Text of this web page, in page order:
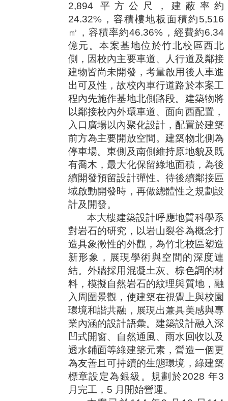
2,894 平方公尺，建蔽率約
24.32%，容積樓地板面積約5,516
㎡，容積率約46.36% ，經費約6.34
億元。本案基地位於竹北校區西北
側，因校內主要車道、人行道及鄰接
建物皆尚未開發，考量啟用後人車進
出可及性，故校內車行道路於本案工
程內先施作基地北側路段。建築物將
以鄰接校內外環車道、面向西配置，
入口廣場以內聚化設計，配置於建築
前方為主要開放空間。建築物北側為
停車場。東側及南側維持原地貌及既
有喬木，最大化保留綠地面積，為後
續開發預留設計彈性。待後續鄰接區
域啟動開發時，再做總體性之規劃設
計及開發。
本大樓建築設計呼應地質科學系
對岩石的研究，以岩山裂谷為概念打
造具象徵性的外觀，為竹北校區塑造
新形象，展現學術與空間的深度連
結。外牆採用混凝土灰、棕色調的材
料，模擬自然岩石的紋理與質地，融
入周圍景觀，使建築在視覺上與校園
環境和諧共融，展現出兼具美感與專
業內涵的設計語彙。建築設計融入深
凹式開窗、自然通風、雨水回收以及
透水鋪面等綠建築元素，營造一個更
為友善且可持續的生態環境，綠建築
標章設定為銀級。規劃於2028 年3
月完工， 5 月開始營運。